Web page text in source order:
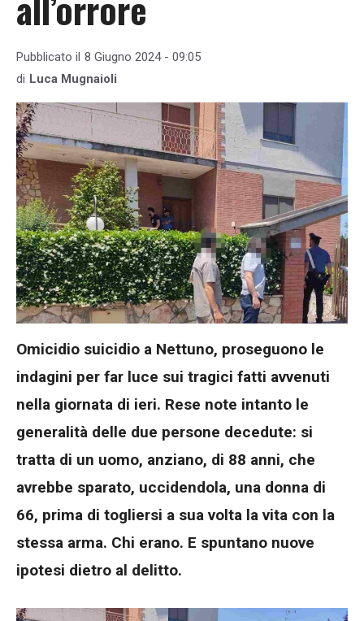
Pubblicato il 8 Giugno 2024 - 09:05
di Luca Mugnaioli
Omicidio suicidio a Nettuno, proseguono le
indagini per far luce sui tragici fatti avvenuti
nella giornata di ieri. Rese note intanto le
generalità delle due persone decedute: si
tratta di un uomo, anziano, di 88 anni, che
avrebbe sparato, uccidendola, una donna di
66, prima di togliersi a sua volta la vita con la
stessa arma. Chi erano. E spuntano nuove
ipotesi dietro al delitto.